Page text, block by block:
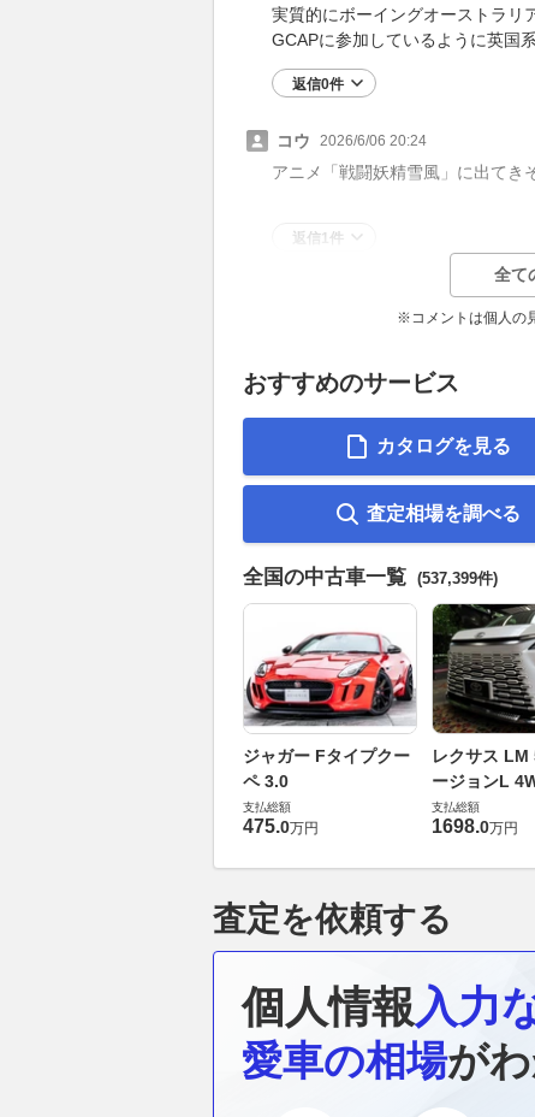
実質的にボーイングオーストラ
GCAPに参加しているように英国
返信0件
コウ 2026/6/06 20:24
アニメ「戦闘妖精雪風」に出てき
返信1件
全て
※コメントは個人の
おすすめのサービス
カタログを見る
査定相場を調べる
全国の中古車一覧 (537,399件)
ジャガー Fタイプクー
ペ 3.0
支払総額
475.0万円
レクサス LM
ージョンL
支払総額
1698.0万円
査定を依頼する
個人情報入力
愛車の相場が